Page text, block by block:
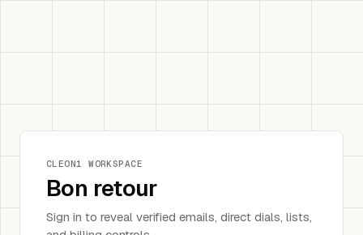
CLEON1 WORKSPACE
Bon retour
Sign in to reveal verified emails, direct dials, lists,